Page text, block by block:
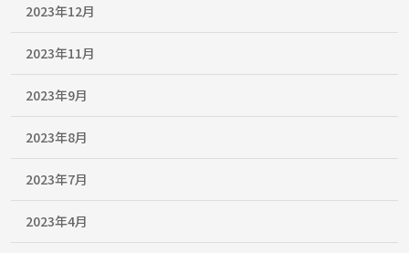
2023年12月
2023年11月
2023年9月
2023年8月
2023年7月
2023年4月